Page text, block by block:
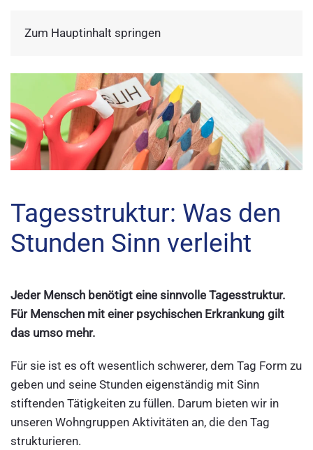
Zum Hauptinhalt springen
Tagesstruktur: Was den
Stunden Sinn verleiht
Jeder Mensch benötigt eine sinnvolle Tagesstruktur.
Für Menschen mit einer psychischen Erkrankung gilt
das umso mehr.
Für sie ist es oft wesentlich schwerer, dem Tag Form zu
geben und seine Stunden eigenständig mit Sinn
stiftenden Tätigkeiten zu füllen. Darum bieten wir in
unseren Wohngruppen Aktivitäten an, die den Tag
strukturieren.